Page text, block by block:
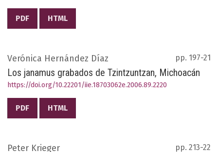
PDF HTML
Verónica Hernández Díaz pp. 197-21
Los janamus grabados de Tzintzuntzan, Michoacán
https://doi.org/10.22201/iie.18703062e.2006.89.2220
PDF HTML
Peter Krieger pp. 213-22